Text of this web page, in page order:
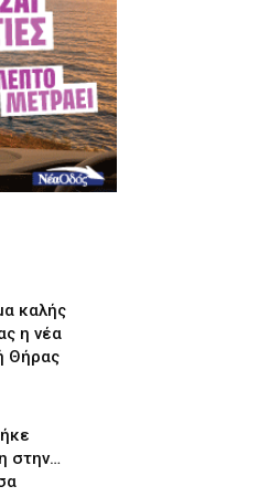
καλής
η νέα
Θήρας
στην…